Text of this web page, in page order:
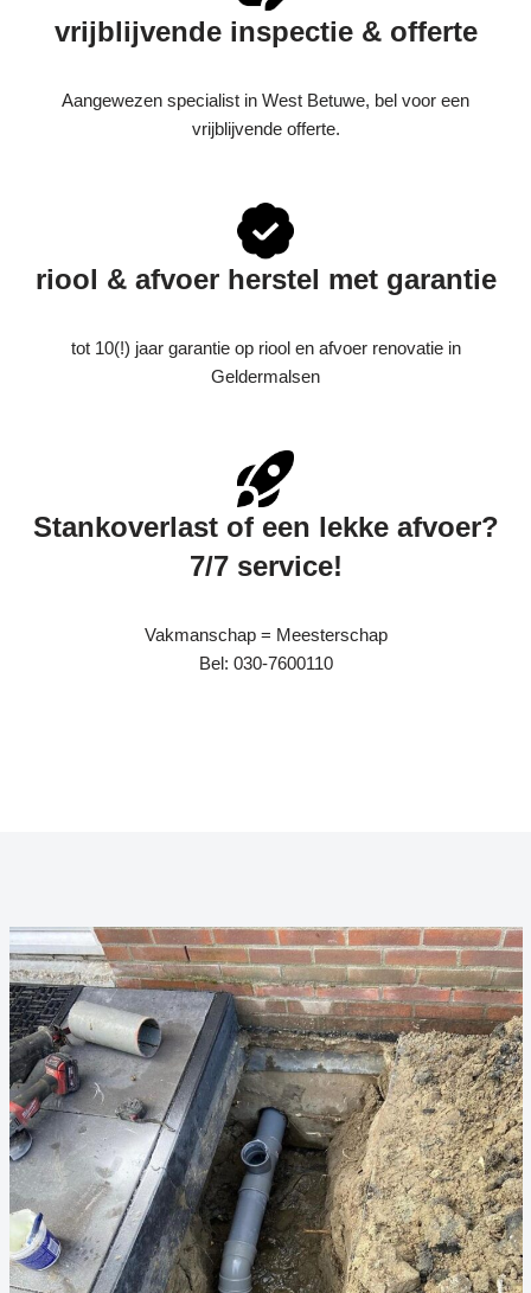
vrijblijvende inspectie & offerte
Aangewezen specialist in West Betuwe, bel voor een
vrijblijvende offerte.
riool & afvoer herstel met garantie
tot 10(!) jaar garantie op riool en afvoer renovatie in
Geldermalsen
Stankoverlast of een lekke afvoer?
7/7 service!
Vakmanschap = Meesterschap
Bel: 030-7600110